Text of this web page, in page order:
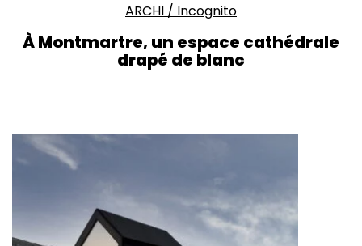
ARCHI / Incognito
À Montmartre, un espace cathédrale
drapé de blanc